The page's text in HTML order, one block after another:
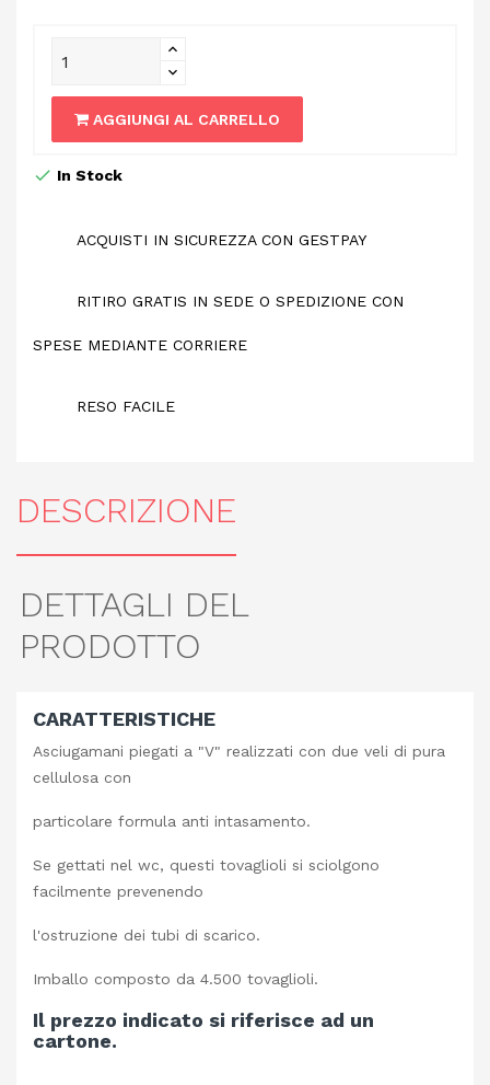
AGGIUNGI AL CARRELLO
In Stock
ACQUISTI IN SICUREZZA CON GESTPAY
RITIRO GRATIS IN SEDE O SPEDIZIONE CON
SPESE MEDIANTE CORRIERE
RESO FACILE
DESCRIZIONE
DETTAGLI DEL
PRODOTTO
CARATTERISTICHE
Asciugamani piegati a "V" realizzati con due veli di pura
cellulosa con
particolare formula anti intasamento.
Se gettati nel wc, questi tovaglioli si sciolgono
facilmente prevenendo
l'ostruzione dei tubi di scarico.
Imballo composto da 4.500 tovaglioli.
Il prezzo indicato si riferisce ad un
cartone.